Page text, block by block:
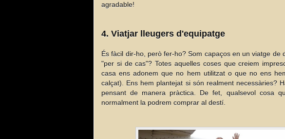
agradable!
4. Viatjar lleugers d'equipatge
És fàcil dir-ho, però fer-ho? Som capaços en un viatge de
"per si de cas"? Totes aquelles coses que creiem
casa ens adonem que no hem utilitzat o que no ens
calçat). Ens hem plantejat si són realment necessàries?
pensant de manera pràctica. De fet, qualsevol cosa
normalment la podrem comprar al destí.